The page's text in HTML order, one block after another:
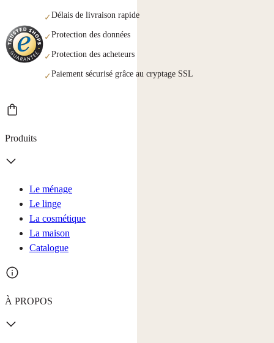
✓Délais de livraison rapide
✓Protection des données
✓Protection des acheteurs
✓Paiement sécurisé grâce au cryptage SSL
Produits
Le ménage
Le linge
La cosmétique
La maison
Catalogue
À PROPOS